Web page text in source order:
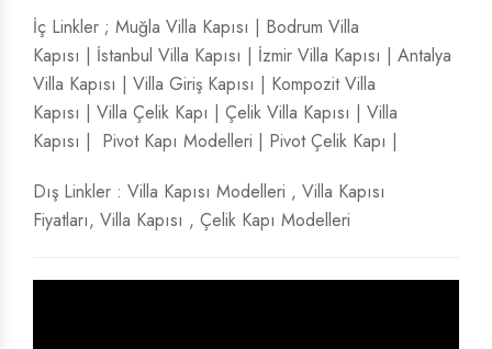
İç Linkler ; Muğla Villa Kapısı | Bodrum Villa
Kapısı | İstanbul Villa Kapısı | İzmir Villa Kapısı | Antalya
Villa Kapısı | Villa Giriş Kapısı | Kompozit Villa
Kapısı | Villa Çelik Kapı | Çelik Villa Kapısı | Villa
Kapısı | Pivot Kapı Modelleri | Pivot Çelik Kapı |
Dış Linkler : Villa Kapısı Modelleri , Villa Kapısı
Fiyatları, Villa Kapısı , Çelik Kapı Modelleri